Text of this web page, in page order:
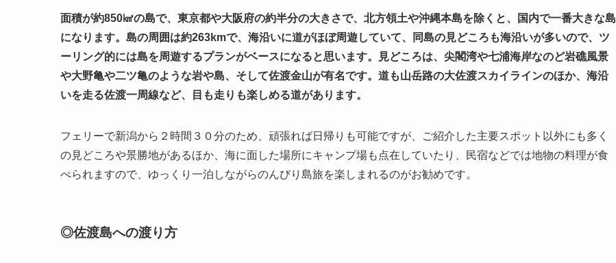
面積が約850㎢の島で、東京都や大阪府の約半分の大きさで、北方領土や沖縄本島を除くと、国内で一番大きな島
になります。島の周囲は約263kmで、海沿いに道がほぼ周遊していて、同島の見どころも海沿いが多いので、ツ
ーリング的には島を周遊するプランがベースになると思います。見どころは、尖閣湾や七浦海岸なのど岩礁風景
や大野亀や二ツ亀のような岩や島、そして佐渡金山が有名です。道も山岳路の大佐渡スカイラインのほか、海沿
いを走る佐渡一周線など、目も走りも楽しめる道があります。
フェリーで新潟から２時間３０分のため、頑張れば日帰りも可能ですが、ご紹介した主要スポット以外にも多く
の見どころや景勝地があるほか、海に面した場所にキャンプ場も点在していたり、民宿などでは地物の料理が食
べられますので、ゆっくり一泊しながらのんびり島旅を楽しまれるのがお勧めです。
◎佐渡島への渡り方